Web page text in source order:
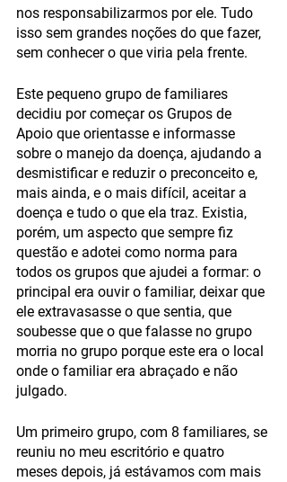
nos responsabilizarmos por ele. Tudo
isso sem grandes noções do que fazer,
sem conhecer o que viria pela frente.
Este pequeno grupo de familiares
decidiu por começar os Grupos de
Apoio que orientasse e informasse
sobre o manejo da doença, ajudando a
desmistificar e reduzir o preconceito e,
mais ainda, e o mais difícil, aceitar a
doença e tudo o que ela traz. Existia,
porém, um aspecto que sempre fiz
questão e adotei como norma para
todos os grupos que ajudei a formar: o
principal era ouvir o familiar, deixar que
ele extravasasse o que sentia, que
soubesse que o que falasse no grupo
morria no grupo porque este era o local
onde o familiar era abraçado e não
julgado.
Um primeiro grupo, com 8 familiares, se
reuniu no meu escritório e quatro
meses depois, já estávamos com mais